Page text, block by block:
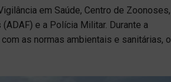
em Saúde, Centro de Zoonoses,
e a Polícia Militar. Durante a
as normas ambientais e sanitárias, o